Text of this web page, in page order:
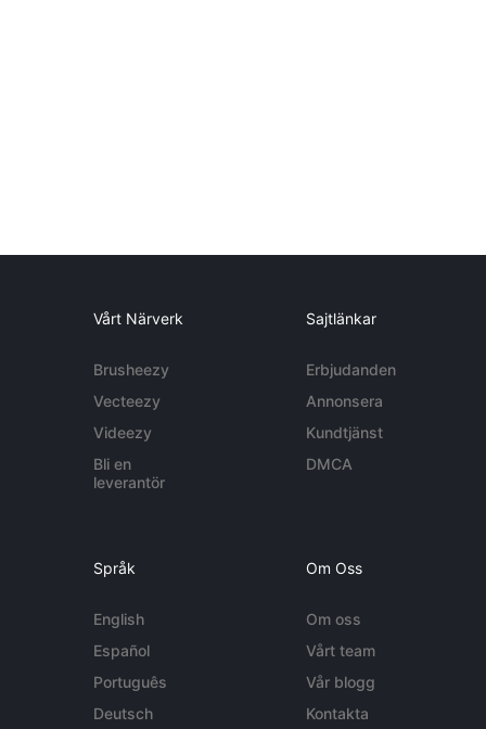
Vårt Närverk
Brusheezy
Vecteezy
Videezy
Bli en
leverantör
Sajtlänkar
Erbjudanden
Annonsera
Kundtjänst
DMCA
Språk
English
Español
Português
Deutsch
Om Oss
Om oss
Vårt team
Vår blogg
Kontakta